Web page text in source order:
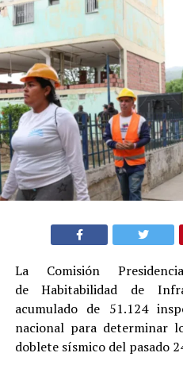
La Comisión
de Habitabilidad de
acumulado de 51.124
nacional para determinar
doblete sísmico del pasado